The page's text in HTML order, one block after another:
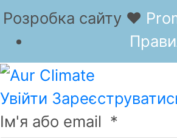
Розробка сайту ❤
Увійти
Ім'я або email *